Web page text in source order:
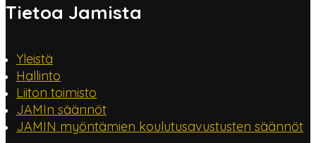
Tietoa Jamista
Yleistä
Hallinto
Liiton toimisto
JAMIn säännöt
JAMIN myöntämien koulutusavustusten säännöt